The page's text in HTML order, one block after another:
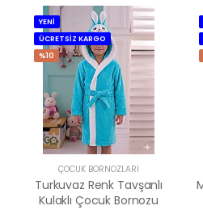
YENİ
ÜCRETSİZ KARGO
%10
ÇOCUK BORNOZLARI
Turkuvaz Renk Tavşanlı
Kulaklı Çocuk Bornozu